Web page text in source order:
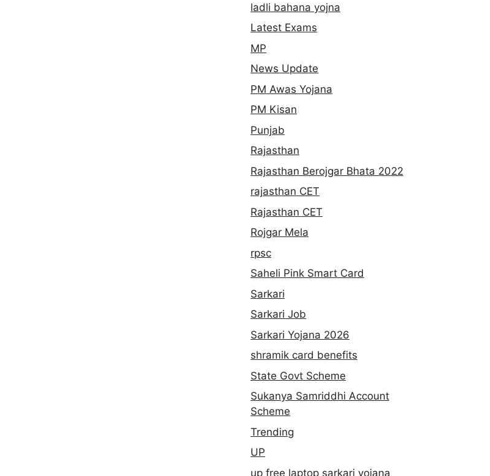
ladli bahana yojna
Latest Exams
MP
News Update
PM Awas Yojana
PM Kisan
Punjab
Rajasthan
Rajasthan Berojgar Bhata 2022
rajasthan CET
Rajasthan CET
Rojgar Mela
rpsc
Saheli Pink Smart Card
Sarkari
Sarkari Job
Sarkari Yojana 2026
shramik card benefits
State Govt Scheme
Sukanya Samriddhi Account
Scheme
Trending
UP
up free laptop sarkari yojana